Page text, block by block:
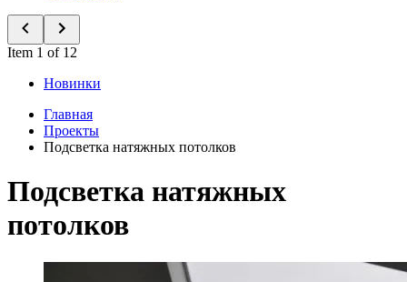
Item 1 of 12
Новинки
Главная
Проекты
Подсветка натяжных потолков
Подсветка натяжных
потолков